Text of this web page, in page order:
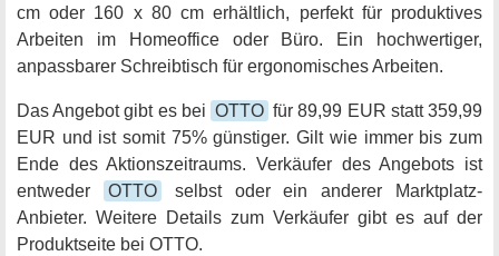
cm oder 160 x 80 cm erhältlich, perfekt für produktives
Arbeiten im Homeoffice oder Büro. Ein hochwertiger,
anpassbarer Schreibtisch für ergonomisches Arbeiten.
Das Angebot gibt es bei OTTO für 89,99 EUR statt 359,99
EUR und ist somit 75% günstiger. Gilt wie immer bis zum
Ende des Aktionszeitraums. Verkäufer des Angebots ist
entweder
OTTO
selbst oder ein anderer Marktplatz-
Anbieter. Weitere Details zum Verkäufer gibt es auf der
Produktseite bei OTTO.